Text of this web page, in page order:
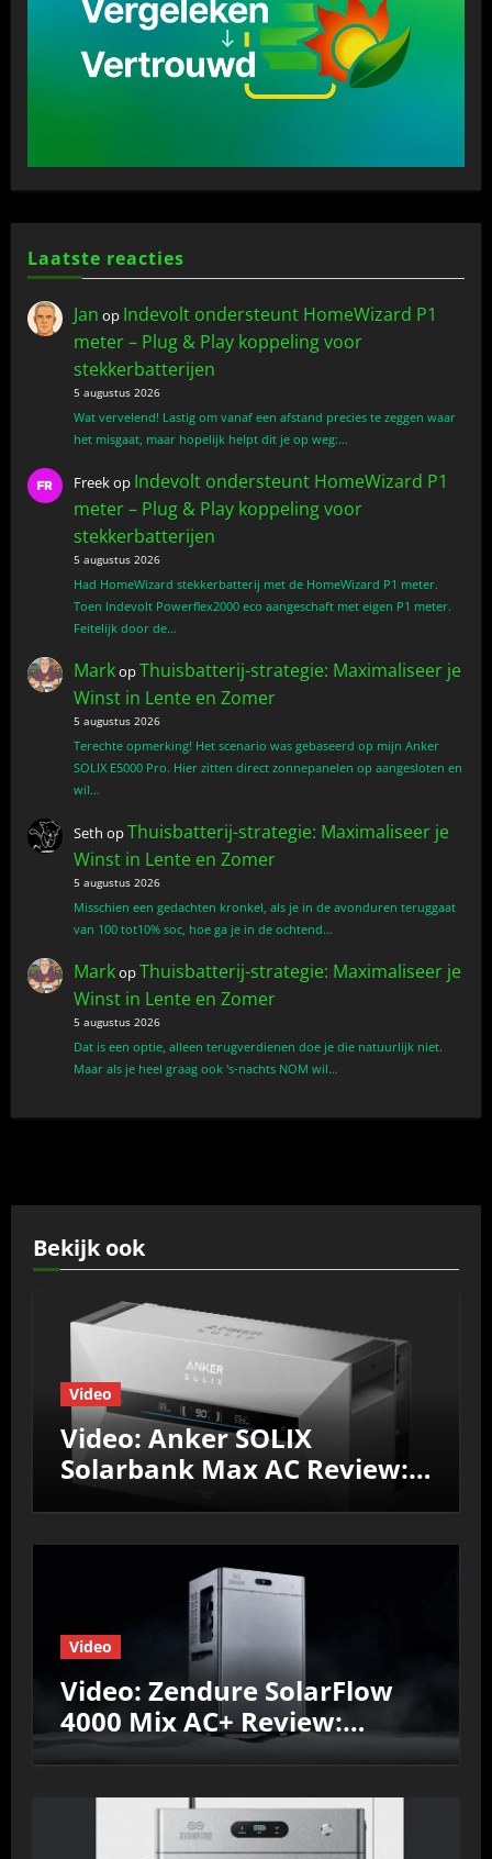
Laatste reacties
Jan op Indevolt ondersteunt HomeWizard P1
meter – Plug & Play koppeling voor
stekkerbatterijen
5 augustus 2026
Wat vervelend! Lastig om vanaf een afstand precies te zeggen waar
het misgaat, maar hopelijk helpt dit je op weg:…
Freekop Indevolt ondersteunt HomeWizard P1
meter – Plug & Play koppeling voor
stekkerbatterijen
5 augustus 2026
Had HomeWizard stekkerbatterij met de HomeWizard P1 meter.
Toen Indevolt Powerflex2000 eco aangeschaft met eigen P1 meter.
Feitelijk door de…
MarkopThuisbatterij-strategie: Maximaliseer je
Winst in Lente en Zomer
5 augustus 2026
Terechte opmerking! Het scenario was gebaseerd op mijn Anker
SOLIX E5000 Pro. Hier zitten direct zonnepanelen op aangesloten en
wil…
Seth opThuisbatterij-strategie: Maximaliseer je
Winst in Lente en Zomer
5 augustus 2026
Misschien een gedachten kronkel, als je in de avonduren teruggaat
van 100 tot10% soc, hoe ga je in de ochtend…
MarkopThuisbatterij-strategie: Maximaliseer je
Winst in Lente en Zomer
5 augustus 2026
Dat is een optie, alleen terugverdienen doe je die natuurlijk niet.
Maar als je heel graag ook 's-nachts NOM wil…
Bekijk ook
Video
Video: Anker SOLIX
Solarbank Max AC Review:
Efficiëntie, prestaties &
Video
Video: Zendure SolarFlow
4000 Mix AC+ Review:
Efficiëntie, prestaties &